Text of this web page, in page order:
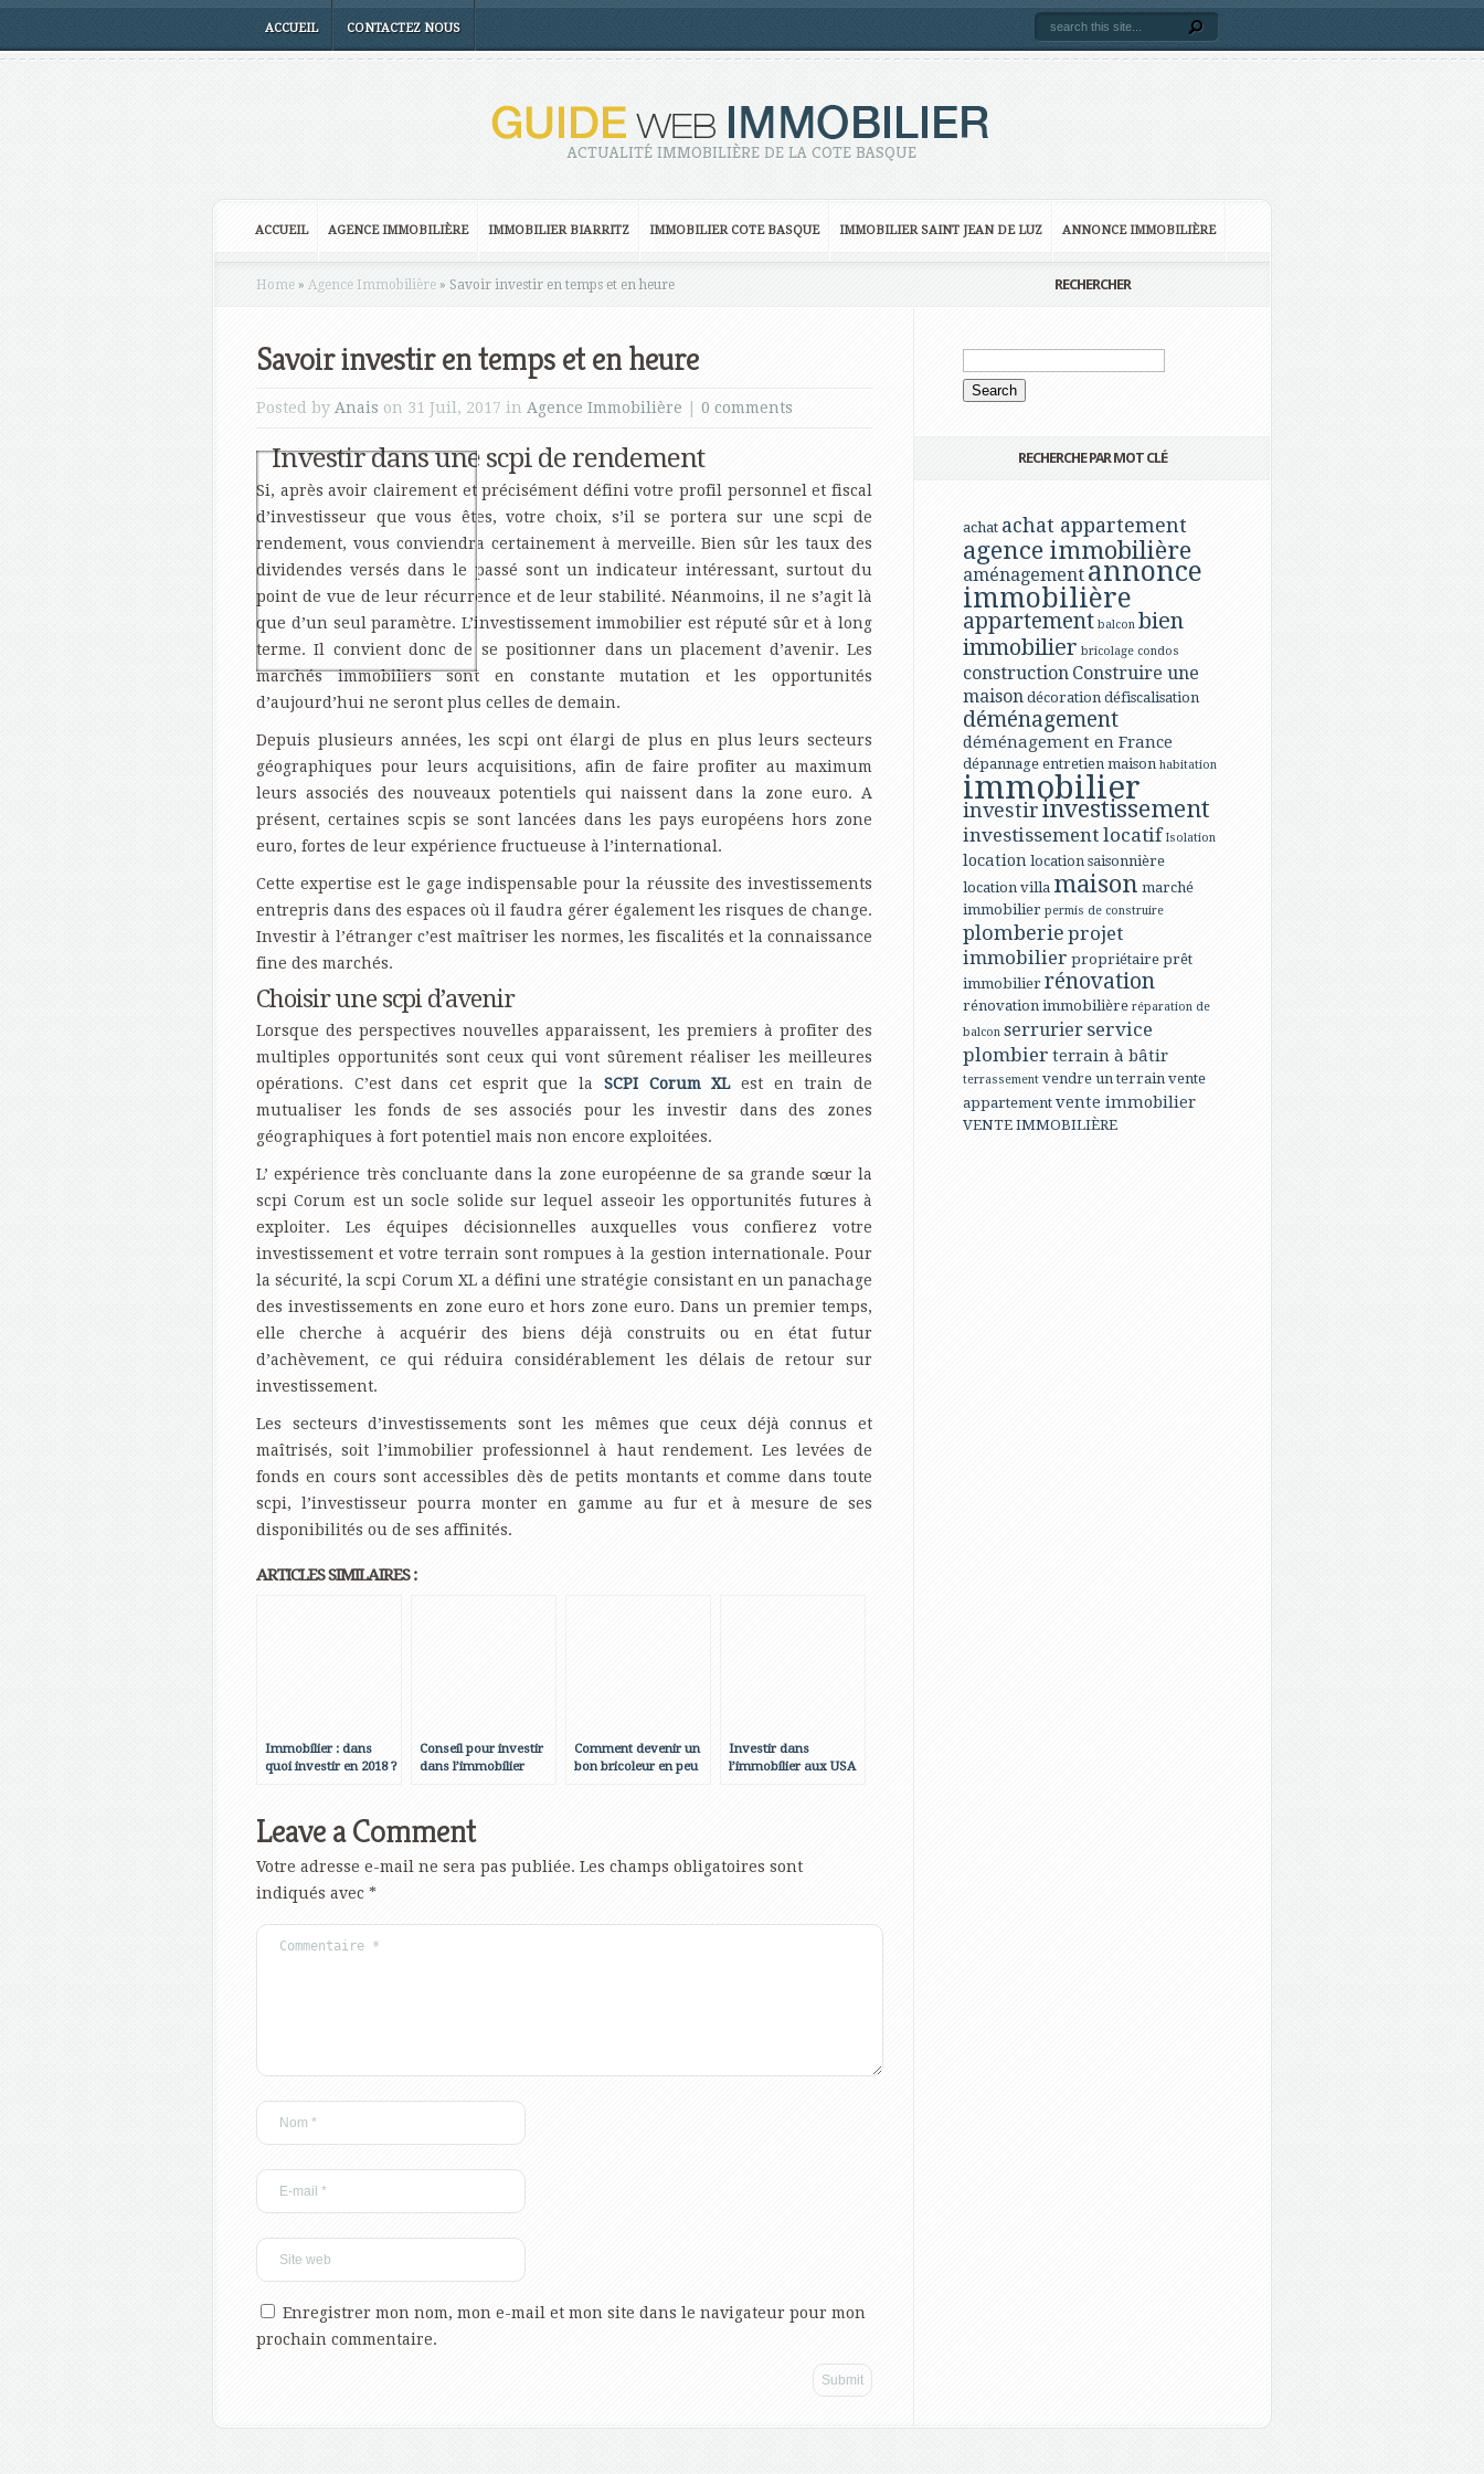
ACCUEIL CONTACTEZ NOUS
ACTUALITÉ IMMOBILIÈRE DE LA COTE BASQUE
ACCUEIL AGENCE IMMOBILIÈRE IMMOBILIER BIARRITZ IMMOBILIER COTE BASQUE IMMOBILIER SAINT JEAN DE LUZ ANNONCE IMMOBILIÈRE
Home » Agence Immobilière » Savoir investir en temps et en heure
Savoir investir en temps et en heure
Posted by Anais on 31 Juil, 2017 in Agence Immobilière 0 comments
Investir dans une scpi de rendement
Si, après avoir clairement et précisément défini votre profil personnel et fiscal
d’investisseur que vous êtes, votre choix, s’il se portera sur une scpi de
rendement, vous conviendra certainement à merveille. Bien sûr les taux des
dividendes versés dans le passé sont un indicateur intéressant, surtout du
point de vue de leur récurrence et de leur stabilité. Néanmoins, il ne s’agit là
que d’un seul paramètre. L’investissement immobilier est réputé sûr et à long
terme. Il convient donc de se positionner dans un placement d’avenir. Les
marchés immobiliers sont en constante mutation et les opportunités
d’aujourd’hui ne seront plus celles de demain.
Depuis plusieurs années, les scpi ont élargi de plus en plus leurs secteurs
géographiques pour leurs acquisitions, afin de faire profiter au maximum
leurs associés des nouveaux potentiels qui naissent dans la zone euro. A
présent, certaines scpis se sont lancées dans les pays européens hors zone
euro, fortes de leur expérience fructueuse à l’international.
Cette expertise est le gage indispensable pour la réussite des investissements
entrepris dans des espaces où il faudra gérer également les risques de change.
Investir à l’étranger c’est maîtriser les normes, les fiscalités et la connaissance
fine des marchés.
Choisir une scpi d’avenir
Lorsque des perspectives nouvelles apparaissent, les premiers à profiter des
multiples opportunités sont ceux qui vont sûrement réaliser les meilleures
opérations. C’est dans cet esprit que la SCPI Corum XLest en train de
mutualiser les fonds de ses associés pour les investir dans des zones
géographiques à fort potentiel mais non encore exploitées.
L’ expérience très concluante dans la zone européenne de sa grande sœur la
scpi Corum est un socle solide sur lequel asseoir les opportunités futures à
exploiter. Les équipes décisionnelles auxquelles vous confierez votre
investissement et votre terrain sont rompues à la gestion internationale. Pour
la sécurité, la scpi Corum XL a défini une stratégie consistant en un panachage
des investissements en zone euro et hors zone euro. Dans un premier temps,
elle cherche à acquérir des biens déjà construits ou en état futur
d’achèvement, ce qui réduira considérablement les délais de retour sur
investissement.
Les secteurs d’investissements sont les mêmes que ceux déjà connus et
maîtrisés, soit l’immobilier professionnel à haut rendement. Les levées de
fonds en cours sont accessibles dès de petits montants et comme dans toute
scpi, l’investisseur pourra monter en gamme au fur et à mesure de ses
disponibilités ou de ses affinités.
ARTICLES SIMILAIRES :
Immobilier : dans
quoi investir en 2018 ?
Conseil pour investir
dans l’immobilier
Comment devenir un
bon bricoleur en peu
Investir dans
l’immobilier aux USA
Leave a Comment
Votre adresse e-mail ne sera pas publiée. Les champs obligatoires sont
indiqués avec *
Enregistrer mon nom, mon e-mail et mon site dans le navigateur pour mon
prochain commentaire.
RECHERCHER
RECHERCHE PAR MOT CLÉ
achat achat appartement
agence immobilière
aménagement annonce
immobilière
appartement balcon bien
immobilier bricolage condos
construction Construire une
maison décoration défiscalisation
déménagement
déménagement en France
dépannage entretien maison habitation
immobilier
investirinvestissement
investissement locatif Isolation
location location saisonnière
location villa maison marché
immobilier permis de construire
plomberie projet
immobilier propriétaire prêt
immobilier rénovation
rénovation immobilière réparation de
balcon serrurier service
plombier terrain à bâtir
terrassement vendre un terrain vente
appartement vente immobilier
VENTE IMMOBILIÈRE